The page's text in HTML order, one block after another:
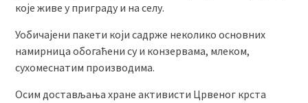
које живе у приграду и на селу.
Уобичајени пакети који садрже неколико основних
намирница обогаћени су и конзервама, млеком,
сухомеснатим производима.
Осим достављања хране активисти Црвеног крста